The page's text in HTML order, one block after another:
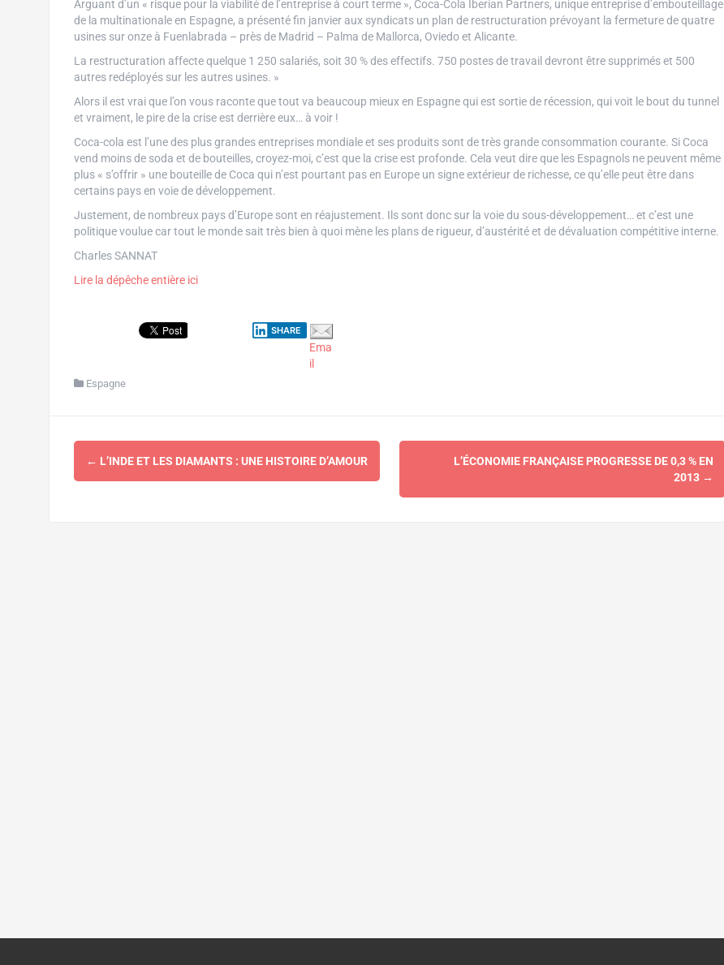
Arguant d’un « risque pour la viabilité de l’entreprise à court terme », Coca-Cola Iberian Partners, unique entreprise d’embouteillage
de la multinationale en Espagne, a présenté fin janvier aux syndicats un plan de restructuration prévoyant la fermeture de quatre
usines sur onze à Fuenlabrada – près de Madrid – Palma de Mallorca, Oviedo et Alicante.
La restructuration affecte quelque 1 250 salariés, soit 30 % des effectifs. 750 postes de travail devront être supprimés et 500
autres redéployés sur les autres usines. »
Alors il est vrai que l’on vous raconte que tout va beaucoup mieux en Espagne qui est sortie de récession, qui voit le bout du tunnel
et vraiment, le pire de la crise est derrière eux… à voir !
Coca-cola est l’une des plus grandes entreprises mondiale et ses produits sont de très grande consommation courante. Si Coca
vend moins de soda et de bouteilles, croyez-moi, c’est que la crise est profonde. Cela veut dire que les Espagnols ne peuvent même
plus « s’offrir » une bouteille de Coca qui n’est pourtant pas en Europe un signe extérieur de richesse, ce qu’elle peut être dans
certains pays en voie de développement.
Justement, de nombreux pays d’Europe sont en réajustement. Ils sont donc sur la voie du sous-développement… et c’est une
politique voulue car tout le monde sait très bien à quoi mène les plans de rigueur, d’austérité et de dévaluation compétitive interne.
Charles SANNAT
Lire la dépêche entière ici
SHARE
Ema
il
Espagne
Navigation
d'article
← L’INDE ET LES DIAMANTS : UNE HISTOIRE D’AMOUR
L’ÉCONOMIE FRANÇAISE PROGRESSE DE 0,3 % EN
2013 →